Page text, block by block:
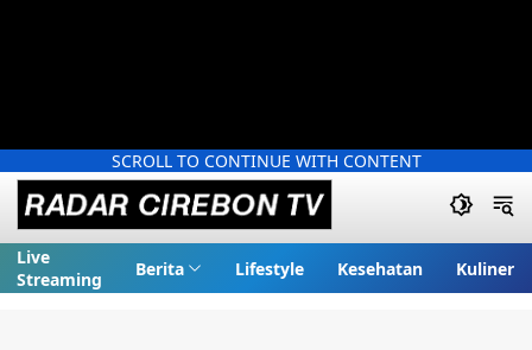
SCROLL TO CONTINUE WITH CONTENT
Live
Streaming
Berita Lifestyle Kesehatan Kuliner